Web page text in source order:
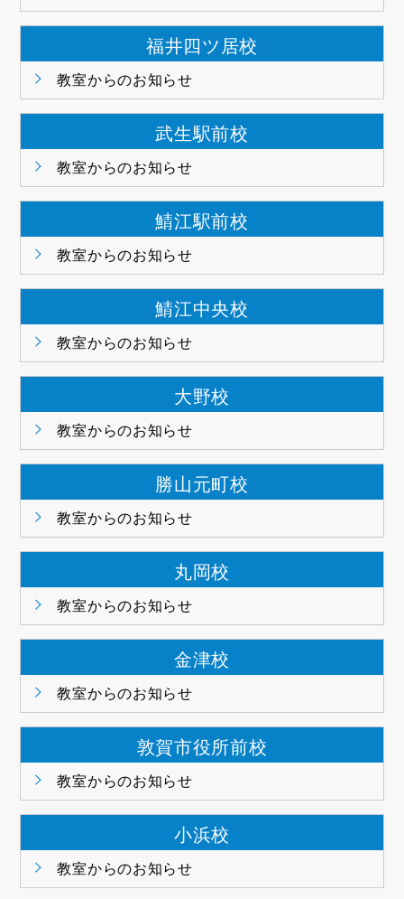
福井四ツ居校
教室からのお知らせ
武生駅前校
教室からのお知らせ
鯖江駅前校
教室からのお知らせ
鯖江中央校
教室からのお知らせ
大野校
教室からのお知らせ
勝山元町校
教室からのお知らせ
丸岡校
教室からのお知らせ
金津校
教室からのお知らせ
敦賀市役所前校
教室からのお知らせ
小浜校
教室からのお知らせ